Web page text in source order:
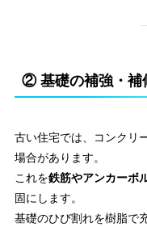
② 基礎の補強・補
古い住宅では、コンクリ
場合があります。
これを鉄筋やアンカーボ
固にします。
基礎のひび割れを樹脂で